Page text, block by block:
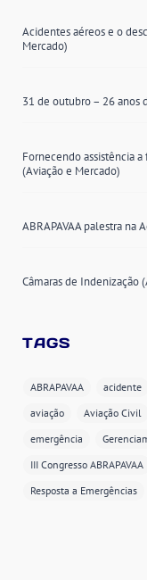
Acidentes aéreos e o
Mercado)
31 de outubro – 26 anos
Fornecendo assistência
(Aviação e Mercado)
ABRAPAVAA palestra na
Câmaras de Indenização
TAGS
ABRAPAVAA acidente
aviação
Aviação Civil
emergência
III Congresso ABRAPAVAA
Resposta a Emergências